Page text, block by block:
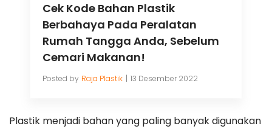
Cek Kode Bahan Plastik
Berbahaya Pada Peralatan
Rumah Tangga Anda, Sebelum
Cemari Makanan!
Posted by Raja Plastik 13 Desember 2022
Plastik menjadi bahan yang paling banyak digunakan